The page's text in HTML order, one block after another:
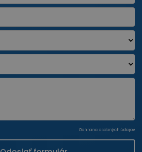
Ochrana osobných údajov